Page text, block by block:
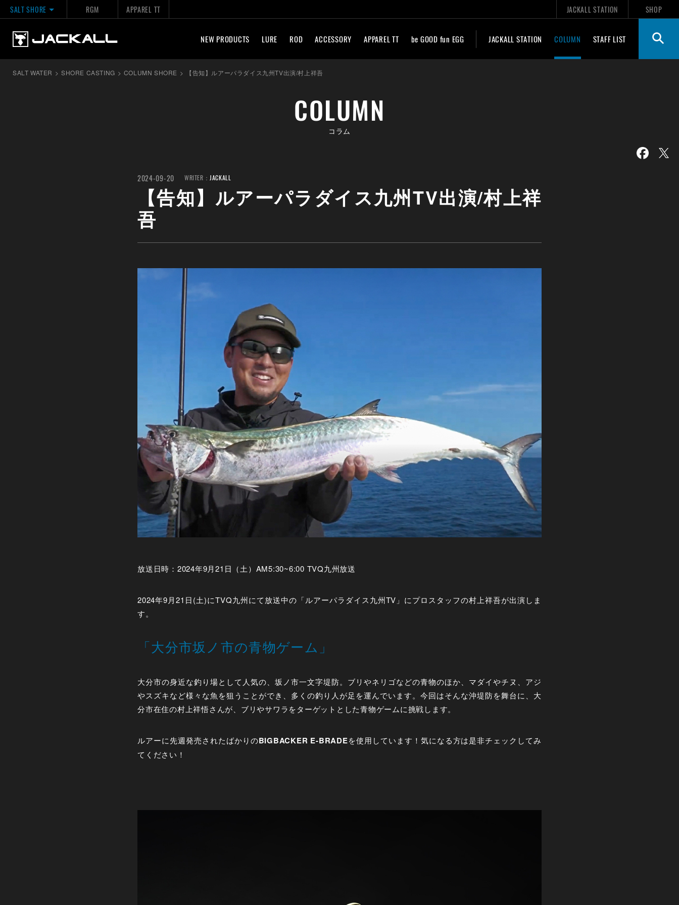
SALT SHORE RGM APPAREL TT JACKALL STATION SHOP
NEW PRODUCTS LURE ROD ACCESSORY APPAREL TT be GOOD fun EGG JACKALL STATION COLUMN STAFF LIST
SALT WATER > SHORE CASTING > COLUMN SHORE > 【告知】ルアーパラダイス九州TV出演/村上祥吾
COLUMN
コラム
2024-09-20 WRITER：JACKALL
【告知】ルアーパラダイス九州TV出演/村上祥
吾
放送日時：2024年9月21日（土）AM5:30~6:00 TVQ九州放送
2024年9月21日(土)にTVQ九州にて放送中の「ルアーパラダイス九州TV」にプロスタッフの村上祥吾が出演しま
す。
「大分市坂ノ市の青物ゲーム」
大分市の身近な釣り場として人気の、坂ノ市一文字堤防。ブリやネリゴなどの青物のほか、マダイやチヌ、アジ
やスズキなど様々な魚を狙うことができ、多くの釣り人が足を運んでいます。今回はそんな沖堤防を舞台に、大
分市在住の村上祥悟さんが、ブリやサワラをターゲットとした青物ゲームに挑戦します。
ルアーに先週発売されたばかりのBIGBACKER E-BRADEを使用しています！気になる方は是非チェックしてみ
てください！